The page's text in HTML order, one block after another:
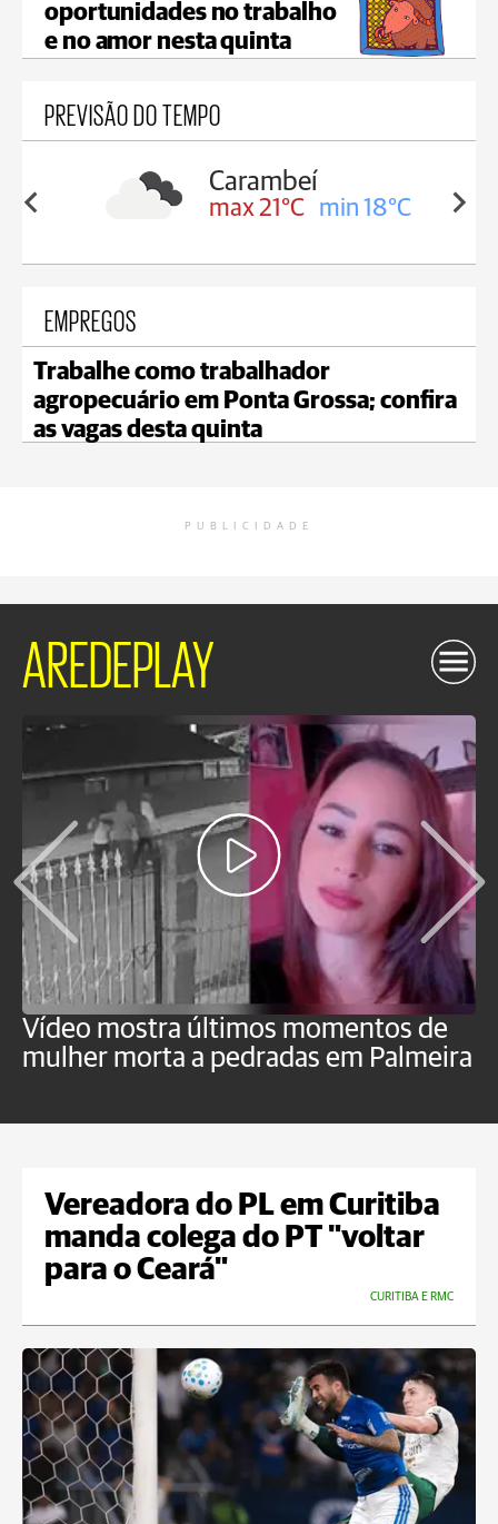
oportunidades no trabalho
e no amor nesta quinta
PREVISÃO DO TEMPO
19°C
Carambeí
max 21°C min 18°C
EMPREGOS
Trabalhe como trabalhador
agropecuário em Ponta Grossa; confira
as vagas desta quinta
PUBLICIDADE
AREDEPLAY
Vídeo mostra últimos momentos de
mulher morta a pedradas em Palmeira
Vereadora do PL em Curitiba
manda colega do PT "voltar
para o Ceará"
CURITIBA E RMC